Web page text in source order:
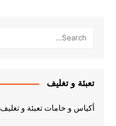
تعبئة و تغليف
أكياس و خامات تعبئة و تغليف